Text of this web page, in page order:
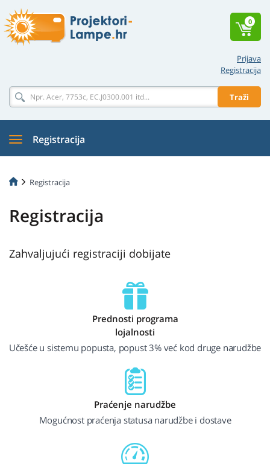
Prijava
Registracija
Traži
0
Registracija
Registracija
Registracija
Zahvaljujući registraciji dobijate
Prednosti programa
lojalnosti
Učešće u sistemu popusta, popust 3% već kod druge narudžbe
Praćenje narudžbe
Mogućnost praćenja statusa narudžbe i dostave